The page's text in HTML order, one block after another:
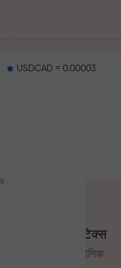
USDCAD = 0.00003
के दैनिक
$333